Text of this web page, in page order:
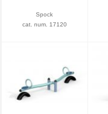
Spock
cat. num. 17120